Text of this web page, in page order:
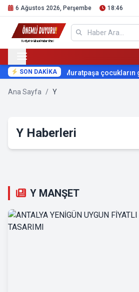
6 Ağustos 2026, Perşembe 18:46
SON DAKİKA Muratpaşa çocukların
Ana Sayfa / Y
Y Haberleri
Y MANŞET